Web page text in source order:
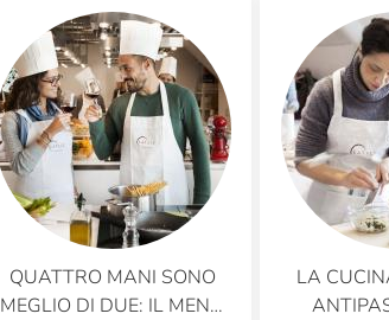
QUATTRO MANI SONO
MEGLIO DI DUE: IL MENU
LA